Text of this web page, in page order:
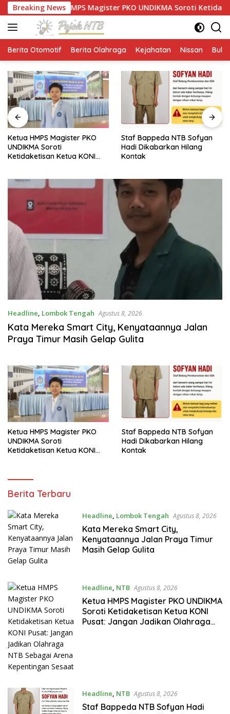
Langsung
ke
konten
Breaking News
Magister PKO UNDIKMA Soroti Ketidaketisan Ketua KONI
Berita Otomotif Berita Olahraga Kejahatan Nissan
Staf Bappeda NTB Sofyan
Hadi Dikabarkan Hilang
Kontak
PARTHA dan UNRAM
Kampanyekan Pencegahan
Perdagangan Orang di Era
Headline, Lombok Tengah Agustus 8, 2026
Kata Mereka Smart City, Kenyataannya Jalan
Praya Timur Masih Gelap Gulita
Ketua HMPS Magister PKO
UNDIKMA Soroti
Ketidaketisan Ketua KONI
Arena Kepentingan Sesaat
Staf Bappeda NTB Sofyan
Hadi Dikabarkan Hilang
Kontak
pojokntb.com
Berita Terbaru
Headline, Lombok Tengah Agustus 8, 2026
Kata Mereka Smart City,
Kenyataannya Jalan Praya Timur
Masih Gelap Gulita
Headline, NTB Agustus 8, 2026
Ketua HMPS Magister PKO UNDIKMA
Soroti Ketidaketisan Ketua KONI
Pusat: Jangan Jadikan Olahraga
Headline, NTB Agustus 8, 2026
Staf Bappeda NTB Sofyan Hadi